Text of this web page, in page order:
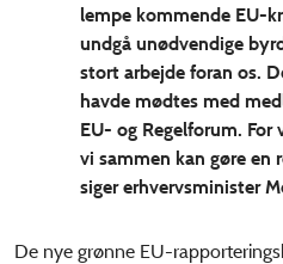
lempe kommende EU-
undgå unødvendige
stort arbejde foran os.
havde mødtes med
EU- og Regelforum. For
vi sammen kan gøre en
siger erhvervsminister
De nye grønne EU-